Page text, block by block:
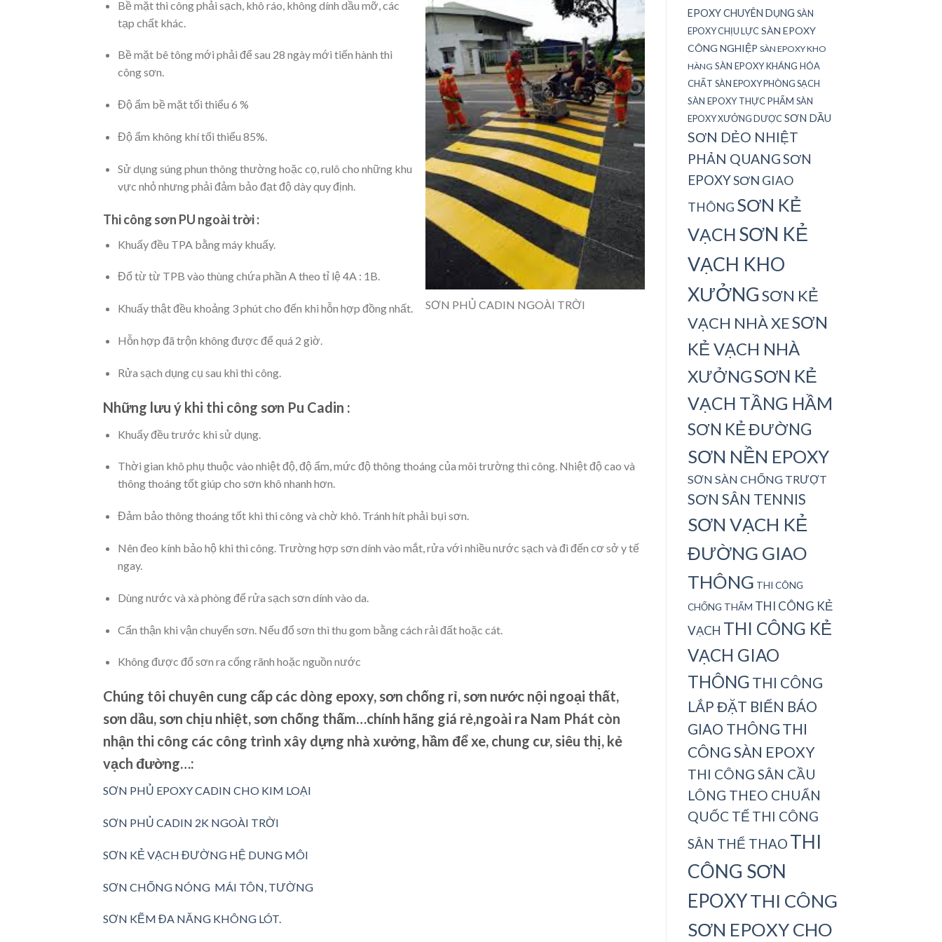
SƠN PHỦ CADIN NGOÀI TRỜI
Bề mặt thi công phải sạch, khô ráo, không dính dầu mỡ, các
tạp chất khác.
Bề mặt bê tông mới phải để sau 28 ngày mới tiến hành thi
công sơn.
Độ ẩm bề mặt tối thiểu 6 %
Độ ẩm không khí tối thiểu 85%.
Sử dụng súng phun thông thường hoặc cọ, rulô cho những khu
vực nhỏ nhưng phải đảm bảo đạt độ dày quy định.
Thi công sơn PU ngoài trời :
Khuấy đều TPA bằng máy khuấy.
Đổ từ từ TPB vào thùng chứa phần A theo tỉ lệ 4A : 1B.
Khuấy thật đều khoảng 3 phút cho đến khi hỗn hợp đồng nhất.
Hỗn hợp đã trộn không được để quá 2 giờ.
Rửa sạch dụng cụ sau khi thi công.
Những lưu ý khi thi công sơn Pu Cadin :
Khuấy đều trước khi sử dụng.
Thời gian khô phụ thuộc vào nhiệt độ, độ ẩm, mức độ thông thoáng của môi trường thi công. Nhiệt độ cao và
thông thoáng tốt giúp cho sơn khô nhanh hơn.
Đảm bảo thông thoáng tốt khi thi công và chờ khô. Tránh hít phải bụi sơn.
Nên đeo kính bảo hộ khi thi công. Trường hợp sơn dính vào mắt, rửa với nhiều nước sạch và đi đến cơ sở y tế
ngay.
Dùng nước và xà phòng để rửa sạch sơn dính vào da.
Cẩn thận khi vận chuyển sơn. Nếu đổ sơn thì thu gom bằng cách rải đất hoặc cát.
Không được đổ sơn ra cống rãnh hoặc nguồn nước
Chúng tôi chuyên cung cấp các dòng epoxy, sơn chống rỉ, sơn nước nội ngoại thất,
sơn dầu, sơn chịu nhiệt, sơn chống thấm…chính hãng giá rẻ,ngoài ra Nam Phát còn
nhận thi công các công trình xây dựng nhà xưởng, hầm để xe, chung cư, siêu thị, kẻ
vạch đường…:
SƠN PHỦ EPOXY CADIN CHO KIM LOẠI
SƠN PHỦ CADIN 2K NGOÀI TRỜI
SƠN KẺ VẠCH ĐƯỜNG HỆ DUNG MÔI
SƠN CHỐNG NÓNG MÁI TÔN, TƯỜNG
SƠN KẼM ĐA NĂNG KHÔNG LÓT.
EPOXY CHUYÊN DỤNG SÀN
EPOXY CHỊU LỰC SÀN EPOXY
CÔNG NGHIỆP SÀN EPOXY KHO
HÀNG SÀN EPOXY KHÁNG HÓA
CHẤT SÀN EPOXY PHÒNG SẠCH
SÀN EPOXY THỰC PHẨM SÀN
EPOXY XƯỞNG DƯỢC SƠN DẦU
SƠN DẺO NHIỆT
PHẢN QUANGSƠN
EPOXYSƠN GIAO
THÔNG SƠN KẺ
VẠCH SƠN KẺ
VẠCH KHO
XƯỞNGSƠN KẺ
VẠCH NHÀ XESƠN
KẺ VẠCH NHÀ
XƯỞNGSƠN KẺ
VẠCH TẦNG HẦM
SƠN KẺ ĐƯỜNG
SƠN NỀN EPOXY
SƠN SÀN CHỐNG TRƯỢT
SƠN SÂN TENNIS
SƠN VẠCH KẺ
ĐƯỜNG GIAO
THÔNG THI CÔNG
CHỐNG THẤM THI CÔNG KẺ
VẠCH THI CÔNG KẺ
VẠCH GIAO
THÔNG THI CÔNG
LẮP ĐẶT BIỂN BÁO
GIAO THÔNG THI
CÔNG SÀN EPOXY
THI CÔNG SÂN CẦU
LÔNG THEO CHUẨN
QUỐC TẾ THI CÔNG
SÂN THỂ THAO THI
CÔNG SƠN
EPOXYTHI CÔNG
SƠN EPOXY CHO